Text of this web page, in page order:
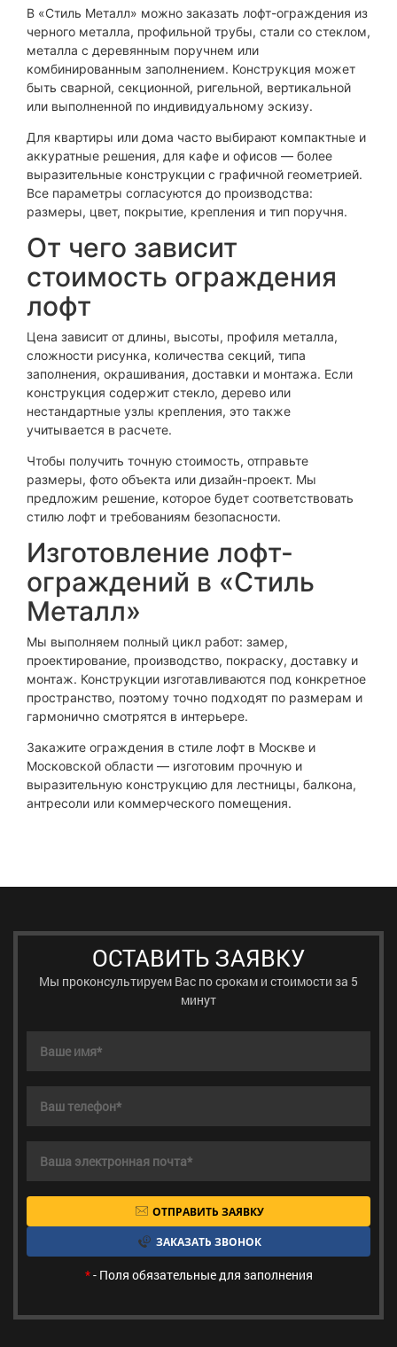
В «Стиль Металл» можно заказать лофт-ограждения из
черного металла, профильной трубы, стали со стеклом,
металла с деревянным поручнем или
комбинированным заполнением. Конструкция может
быть сварной, секционной, ригельной, вертикальной
или выполненной по индивидуальному эскизу.
Для квартиры или дома часто выбирают компактные и
аккуратные решения, для кафе и офисов — более
выразительные конструкции с графичной геометрией.
Все параметры согласуются до производства:
размеры, цвет, покрытие, крепления и тип поручня.
От чего зависит
стоимость ограждения
лофт
Цена зависит от длины, высоты, профиля металла,
сложности рисунка, количества секций, типа
заполнения, окрашивания, доставки и монтажа. Если
конструкция содержит стекло, дерево или
нестандартные узлы крепления, это также
учитывается в расчете.
Чтобы получить точную стоимость, отправьте
размеры, фото объекта или дизайн-проект. Мы
предложим решение, которое будет соответствовать
стилю лофт и требованиям безопасности.
Изготовление лофт-
ограждений в «Стиль
Металл»
Мы выполняем полный цикл работ: замер,
проектирование, производство, покраску, доставку и
монтаж. Конструкции изготавливаются под конкретное
пространство, поэтому точно подходят по размерам и
гармонично смотрятся в интерьере.
Закажите ограждения в стиле лофт в Москве и
Московской области — изготовим прочную и
выразительную конструкцию для лестницы, балкона,
антресоли или коммерческого помещения.
ОСТАВИТЬ ЗАЯВКУ
Мы проконсультируем Вас по срокам и стоимости за 5
минут
ОТПРАВИТЬ ЗАЯВКУ
ЗАКАЗАТЬ ЗВОНОК
*- Поля обязательные для заполнения